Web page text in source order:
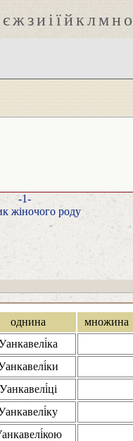
єжзиіїйклмно
-1-
жіночого роду
однина
множина
Уанкавелі́ці